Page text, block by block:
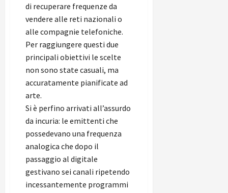
di recuperare frequenze da
vendere alle reti nazionali o
alle compagnie telefoniche.
Per raggiungere questi due
principali obiettivi le scelte
non sono state casuali, ma
accuratamente pianificate ad
arte.
Si è perfino arrivati all’assurdo
da incuria: le emittenti che
possedevano una frequenza
analogica che dopo il
passaggio al digitale
gestivano sei canali ripetendo
incessantemente programmi